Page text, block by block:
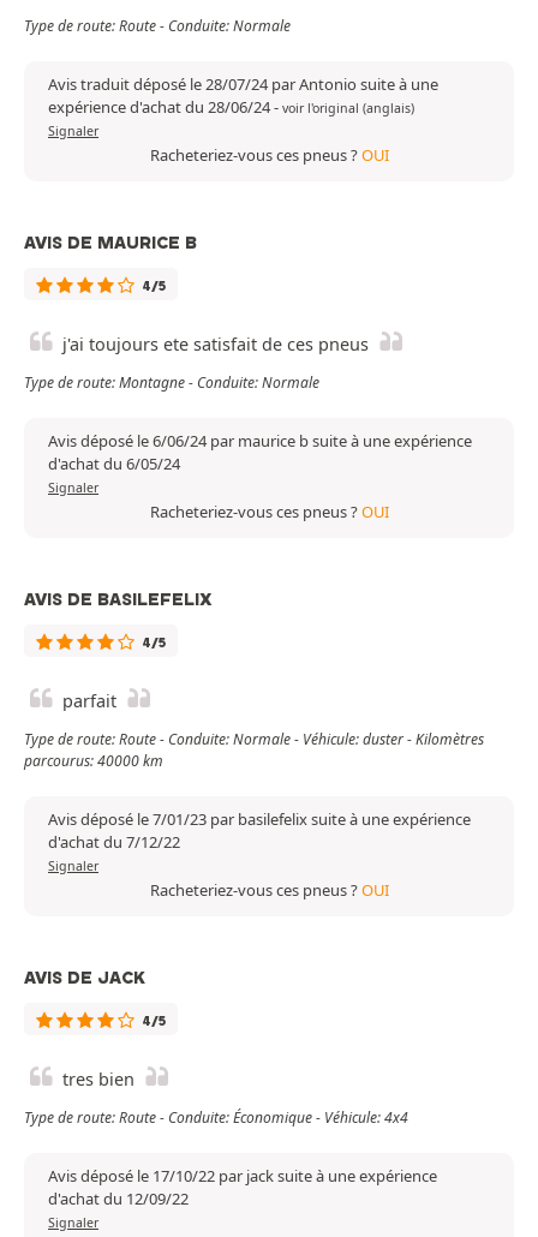
Type de route: Route - Conduite: Normale
Avis traduit déposé le 28/07/24 par Antonio suite à une
expérience d'achat du 28/06/24- voir l'original (anglais)
Signaler
Racheteriez-vous ces pneus ?OUI
AVIS DE MAURICE B
4/5
j'ai toujours ete satisfait de ces pneus
Type de route: Montagne - Conduite: Normale
Avis déposé le 6/06/24 par maurice b suite à une expérience
d'achat du 6/05/24
Signaler
Racheteriez-vous ces pneus ?OUI
AVIS DE BASILEFELIX
4/5
parfait
Type de route: Route - Conduite: Normale - Véhicule: duster - Kilomètres
parcourus: 40000 km
Avis déposé le 7/01/23 par basilefelix suite à une expérience
d'achat du 7/12/22
Signaler
Racheteriez-vous ces pneus ?OUI
AVIS DE JACK
4/5
tres bien
Type de route: Route - Conduite: Économique - Véhicule: 4x4
Avis déposé le 17/10/22 par jack suite à une expérience
d'achat du 12/09/22
Signaler